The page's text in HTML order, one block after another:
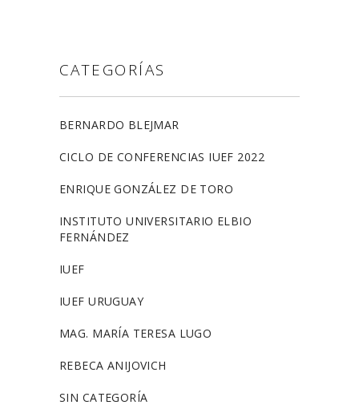
CATEGORÍAS
BERNARDO BLEJMAR
CICLO DE CONFERENCIAS IUEF 2022
ENRIQUE GONZÁLEZ DE TORO
INSTITUTO UNIVERSITARIO ELBIO
FERNÁNDEZ
IUEF
IUEF URUGUAY
MAG. MARÍA TERESA LUGO
REBECA ANIJOVICH
SIN CATEGORÍA